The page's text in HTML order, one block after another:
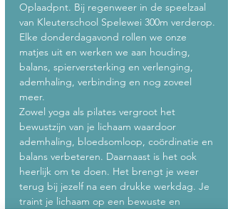
Oplaadpnt. Bij regenweer in de speelzaal
van Kleuterschool Spelewei 300m verderop.
Elke donderdagavond rollen we onze
matjes uit en werken we aan houding,
balans, spierversterking en verlenging,
ademhaling, verbinding en nog zoveel
meer.
Zowel yoga als pilates vergroot het
bewustzijn van je lichaam waardoor
ademhaling, bloedsomloop, coördinatie en
balans verbeteren. Daarnaast is het ook
heerlijk om te doen. Het brengt je weer
terug bij jezelf na een drukke werkdag. Je
traint je lichaam op een bewuste en